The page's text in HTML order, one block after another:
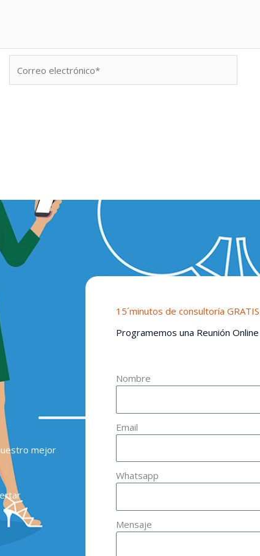
electrónico*
mejor
15´minutos de consultoría GRATIS
Programemos una Reunión Online
Nombre
Email
Whatsapp
Mensaje